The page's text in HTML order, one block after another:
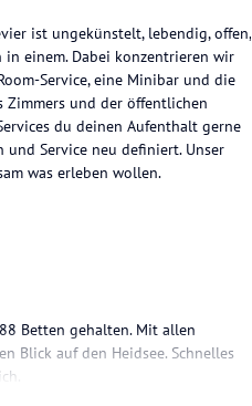
ist ungekünstelt, lebendig, offen,
in einem. Dabei konzentrieren wir
Service, eine Minibar und die
Zimmers und der öffentlichen
du deinen Aufenthalt gerne
und Service neu definiert. Unser
was erleben wollen.
Betten gehalten. Mit allen
Blick auf den Heidsee. Schnelles